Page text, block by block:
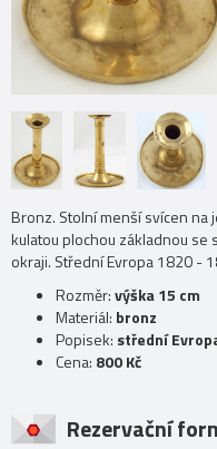
Bronz. Stolní menší svícen na
kulatou plochou základnou se
okraji. Střední Evropa 1820 -
Rozměr:výška 15 cm
Materiál: bronz
Popisek: střední
Cena: 800 Kč
Rezervační